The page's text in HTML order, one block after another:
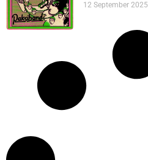
12 September 2025